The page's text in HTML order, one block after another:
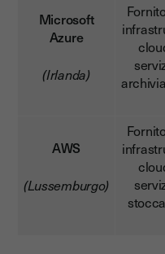
Microsoft
Azure
(Irlanda)
AWS
(Lussemburgo)